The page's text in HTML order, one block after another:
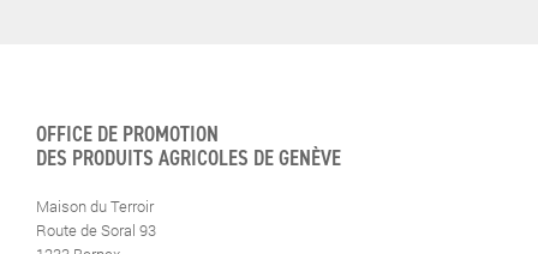
OFFICE DE PROMOTION
DES PRODUITS AGRICOLES DE GENÈVE
Maison du Terroir
Route de Soral 93